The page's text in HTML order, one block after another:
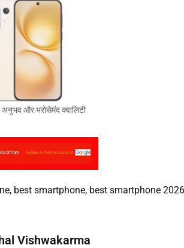
और भरोसेमंद क्वालिटी
, best smartphone, best smartphone 2026
Vishwakarma